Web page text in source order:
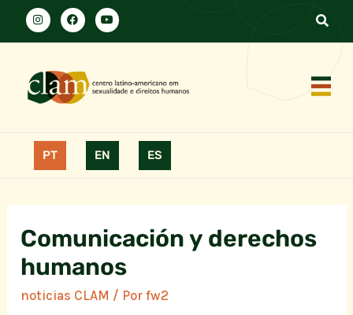
PT EN ES
Comunicación y derechos
humanos
noticias CLAM / Porfw2